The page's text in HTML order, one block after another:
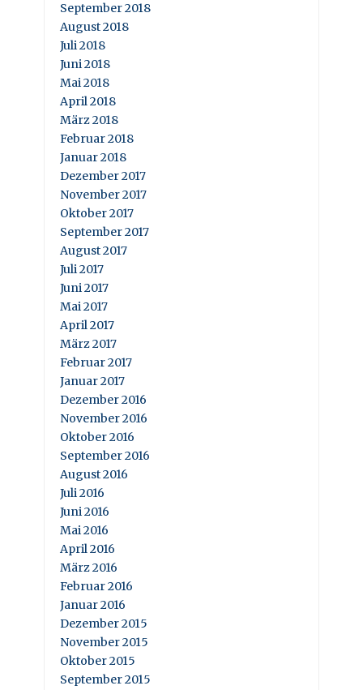
September 2018
August 2018
Juli 2018
Juni 2018
Mai 2018
April 2018
März 2018
Februar 2018
Januar 2018
Dezember 2017
November 2017
Oktober 2017
September 2017
August 2017
Juli 2017
Juni 2017
Mai 2017
April 2017
März 2017
Februar 2017
Januar 2017
Dezember 2016
November 2016
Oktober 2016
September 2016
August 2016
Juli 2016
Juni 2016
Mai 2016
April 2016
März 2016
Februar 2016
Januar 2016
Dezember 2015
November 2015
Oktober 2015
September 2015